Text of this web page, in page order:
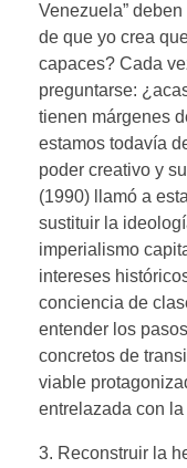
Venezuela”
de que yo crea
capaces? Cada
preguntarse:
tienen márgenes
estamos todavía
poder creativo y
(1990) llamó a
sustituir la
imperialismo
intereses
conciencia de
entender los
concretos de
viable
entrelazada con
3. Reconstruir la